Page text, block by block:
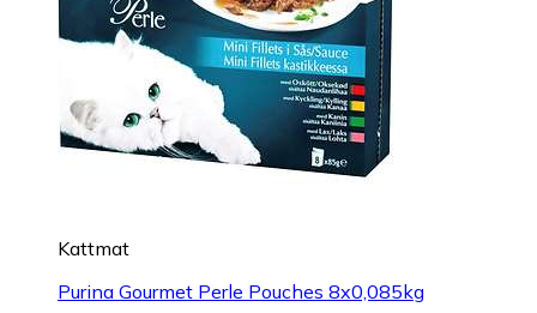
Kattmat
Purina Gourmet Perle Pouches 8x0,085kg